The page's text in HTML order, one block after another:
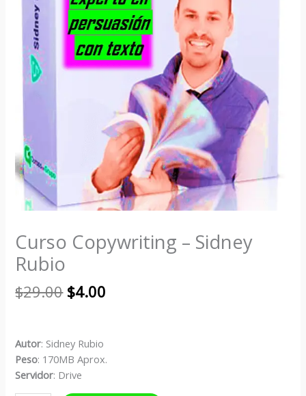
Curso Copywriting – Sidney
Rubio
$29.00 $4.00
Autor: Sidney Rubio
Peso: 170MB Aprox.
Servidor: Drive